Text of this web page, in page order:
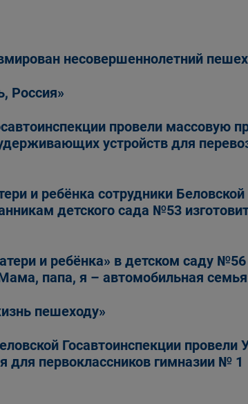
несовершеннолетний
Россия»
провели массовую
устройств для
и ребёнка сотрудники Беловской
детского сада №53
и ребёнка» в детском саду
папа, я – автомобильная
пешеходу»
Госавтоинспекции провели
для первоклассников гимназии № 1